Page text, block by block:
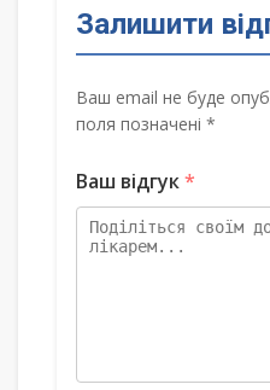
Залишити
Ваш email не буде
поля позначені *
Ваш відгук*